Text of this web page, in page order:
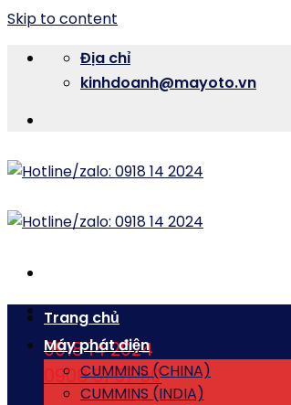
Skip to content
Địa chỉ
kinhdoanh@mayoto.vn
0918 14 2024
0908 51 57 50
Trang chủ
Máy phát điện
CUMMINS (CHINA)
CUMMINS (INDIA)